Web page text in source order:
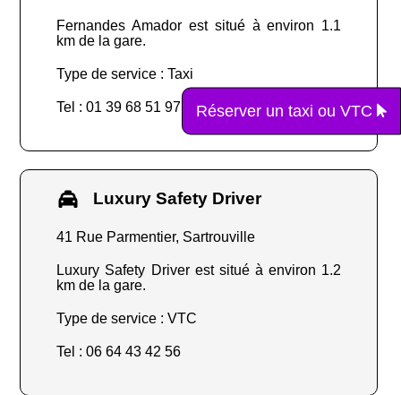
Fernandes Amador est situé à environ 1.1
km de la gare.
Type de service : Taxi
Tel : 01 39 68 51 97
Luxury Safety Driver
41 Rue Parmentier, Sartrouville
Luxury Safety Driver est situé à environ 1.2
km de la gare.
Type de service : VTC
Tel : 06 64 43 42 56
Réserver un taxi ou VTC